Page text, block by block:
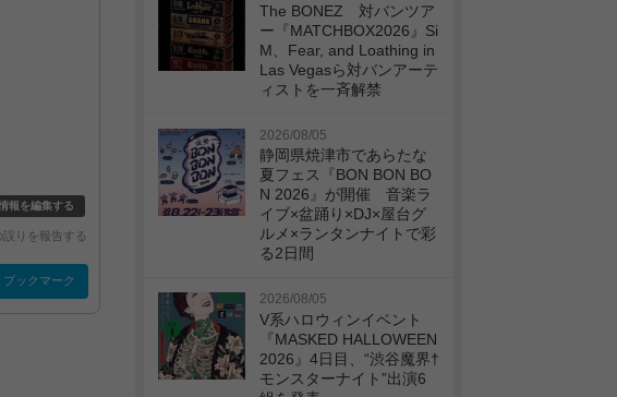
報を編集する
りを報告する
ブックマーク
The BONEZ 対バンツア
ー『MATCHBOX2026』Si
M、Fear, and Loathing in
Las Vegasら対バンアーテ
ィストを一斉解禁
2026/08/05
静岡県焼津市であらたな
夏フェス『BON BON BO
N 2026』が開催 音楽ラ
イブ×盆踊り×DJ×屋台グ
ルメ×ランタンナイトで彩
る2日間
2026/08/05
V系ハロウィンイベント
『MASKED HALLOWEEN
2026』4日目、“渋谷魔界†
モンスターナイト”出演6